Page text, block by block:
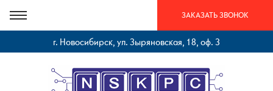
ЗАКАЗАТЬ ЗВОНОК
г. Новосибирск, ул. Зыряновская, 18, оф. 3